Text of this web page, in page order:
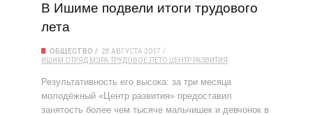
В Ишиме подвели итоги трудового
лета
ОБЩЕСТВО
28 АВГУСТА 2017
ИШИМ ОТРЯД МЭРА ТРУДОВОЕ ЛЕТО ЦЕНТР РАЗВИТИЯ
Результативность его высока: за три месяца
молодёжный «Центр развития» предоставил
занятость более чем тысяче мальчишек и девчонок в